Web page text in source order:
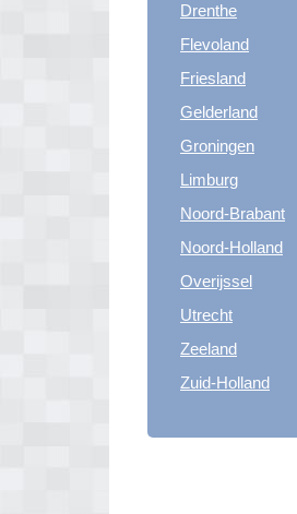
Drenthe
Flevoland
Friesland
Gelderland
Groningen
Limburg
Noord-Brabant
Noord-Holland
Overijssel
Utrecht
Zeeland
Zuid-Holland